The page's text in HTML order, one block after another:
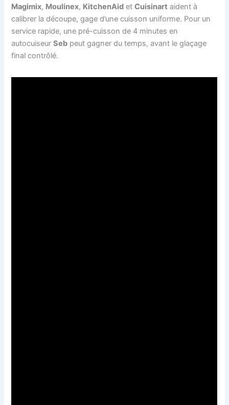
Magimix, Moulinex, KitchenAid etCuisinart aident à
calibrer la découpe, gage d’une cuisson uniforme. Pour un
service rapide, une pré-cuisson de 4 minutes en
autocuiseurSeb peut gagner du temps, avant le glaçage
final contrôlé.